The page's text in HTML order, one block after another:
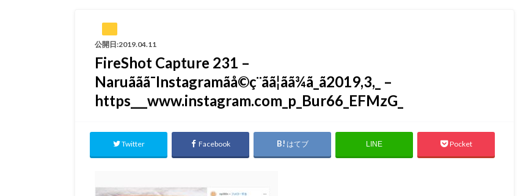
公開日:2019.04.11
FireShot Capture 231 –
Naruããã¯Instagramãå©ç¨ãã¦ãã¾ã_ã2019,3,_ –
https___www.instagram.com_p_Bur66_EFMzG_
Twitter Facebook はてブ LINE Pocket